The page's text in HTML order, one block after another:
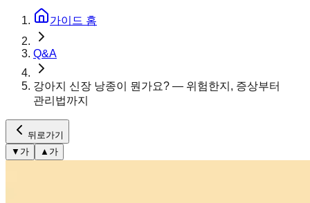
가이드 홈
Q&A
강아지 신장 낭종이 뭔가요? — 위험한지, 증상부터
관리법까지
뒤로가기
▼ 가 ▲ 가